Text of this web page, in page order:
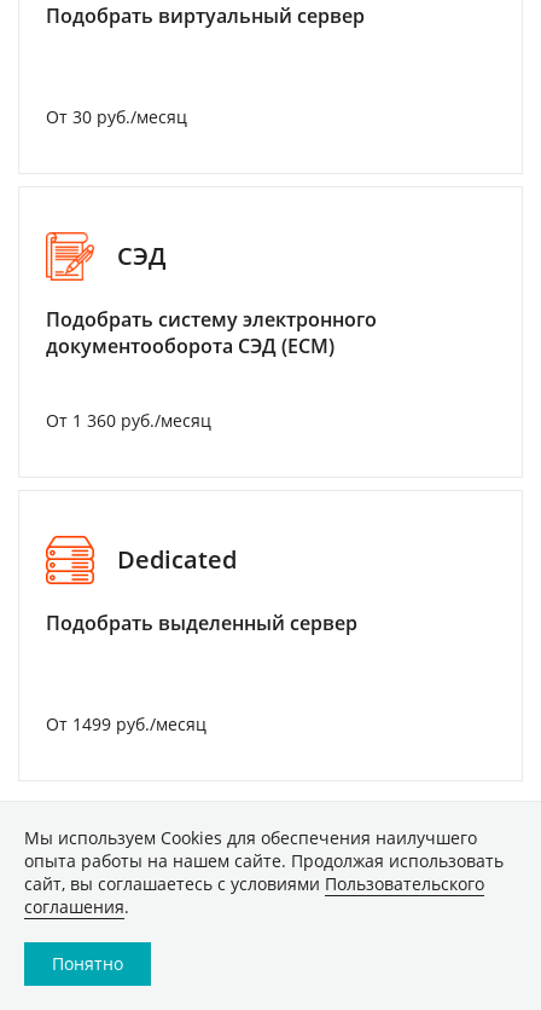
Подобрать виртуальный сервер
От 30 руб./месяц
СЭД
Подобрать систему электронного
документооборота СЭД (ECM)
От 1 360 руб./месяц
Dedicated
Подобрать выделенный сервер
От 1499 руб./месяц
ТЕХНИКА
Мы используем Сookies для обеспечения наилучшего
опыта работы на нашем сайте. Продолжая использовать
сайт, вы соглашаетесь с условиями Пользовательского
соглашения.
Понятно